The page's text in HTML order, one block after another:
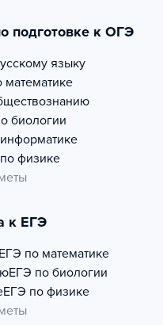
подготовке к ОГЭ
языку
биологии
физике
к ЕГЭ
ЕГЭ по математике
ЕГЭ по биологии
ЕГЭ по физике